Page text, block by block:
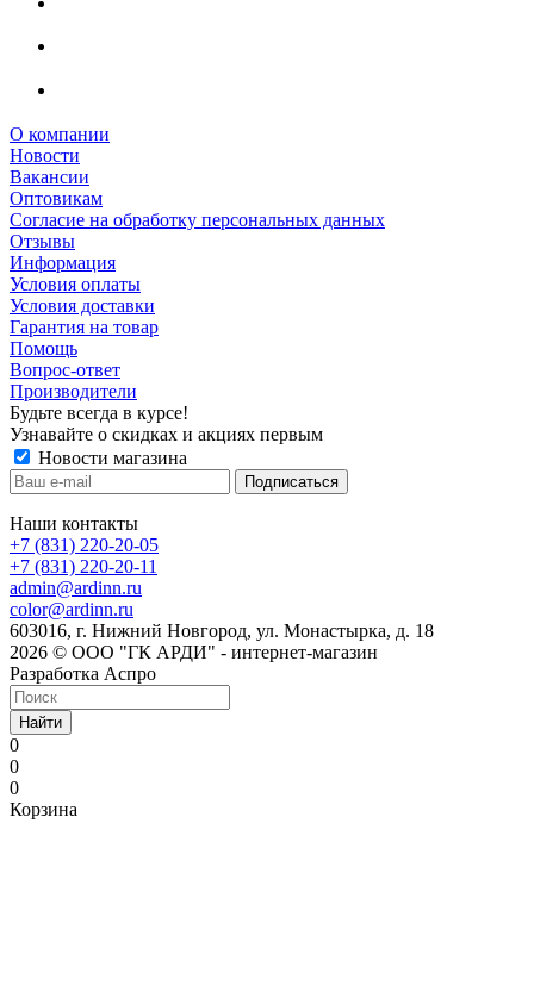
О компании
Новости
Вакансии
Оптовикам
Cогласие на обработку персональных данных
Отзывы
Информация
Условия оплаты
Условия доставки
Гарантия на товар
Помощь
Вопрос-ответ
Производители
Будьте всегда в курсе!
Узнавайте о скидках и акциях первым
Новости магазина
Наши контакты
+7 (831) 220-20-05
+7 (831) 220-20-11
admin@ardinn.ru
color@ardinn.ru
603016, г. Нижний Новгород, ул. Монастырка, д. 18
2026 © ООО "ГК АРДИ" - интернет-магазин
Разработка Аспро
Найти
0
0
0
Корзина